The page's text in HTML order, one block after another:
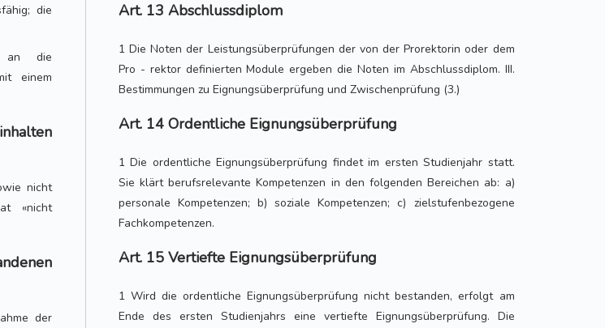
die
an die
einem
nicht
«nicht
der
Art. 13 Abschlussdiplom
1 Die Noten der Leistungsüberprüfungen der von der Prorektorin oder dem
Pro - rektor definierten Module ergeben die Noten im Abschlussdiplom. III.
Bestimmungen zu Eignungsüberprüfung und Zwischenprüfung (3.)
Art. 14 Ordentliche Eignungsüberprüfung
1 Die ordentliche Eignungsüberprüfung findet im ersten Studienjahr statt.
Sie klärt berufsrelevante Kompetenzen in den folgenden Bereichen ab: a)
personale Kompetenzen; b) soziale Kompetenzen; c) zielstufenbezogene
Fachkompetenzen.
Art. 15 Vertiefte Eignungsüberprüfung
1 Wird die ordentliche Eignungsüberprüfung nicht bestanden, erfolgt am
Ende des ersten Studienjahrs eine vertiefte Eignungsüberprüfung. Die